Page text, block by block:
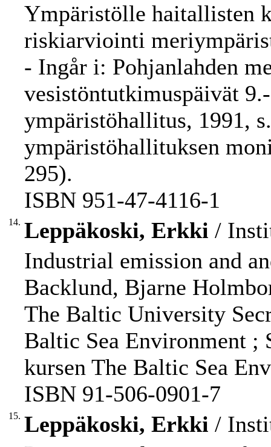
Ympäristölle haitallisten
riskiarviointi
- Ingår i: Pohjanlahden
vesistöntutkimuspäivät
ympäristöhallitus, 1991,
ympäristöhallituksen
295).
ISBN 951-47-4116-1
14. Leppäkoski, Erkki /
Industrial emission and
Backlund, Bjarne
The Baltic University
Baltic Sea Environment ;
kursen The Baltic Sea
ISBN 91-506-0901-7
15. Leppäkoski, Erkki /